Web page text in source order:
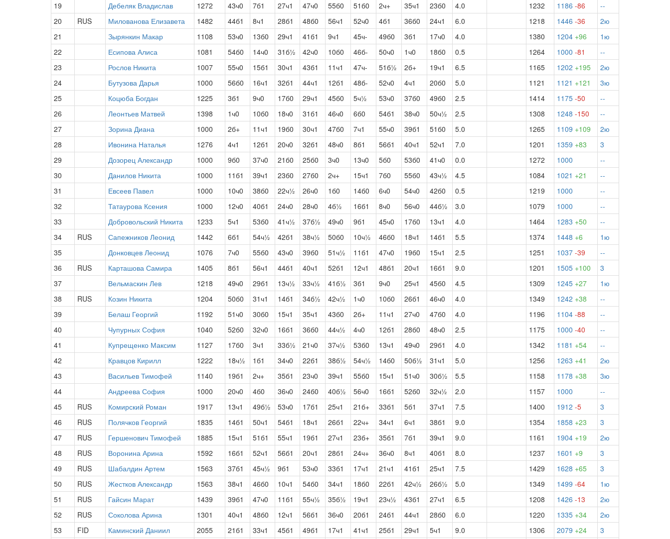
19
Дебеляк Владислав 1272 43ч0 7б1 27ч1 47ч0 55б0 51б0 2ч+ 35ч1 23б0 4.0 1232 1186 -86
--
20
RUS Милованова Елизавета 1482 44б1 8ч1 28б1 48б0 56ч1 52ч0 4б1 36б0 24ч1 6.0 1218 1446 -36
2ю
21
Зырянкин Макар 1108 53ч0 13б0 29ч1 41б1 9ч1 45ч- 49б0 3б1 17ч0 4.0 1380 1204 +96
1ю
22
Есипова Алиса 1081 54б0 14ч0 31б½ 42ч0 10б0 46б- 50ч0 1ч0 18б0 0.5 1264 1000 -81
--
23
Рослов Никита 1007 55ч0 15б1 30ч1 43б1 11ч1 47ч- 51б½ 2б+ 19ч1 6.5 1165 1202 +195
2ю
24
Бутузова Дарья 1000 56б0 16ч1 32б1 44ч1 12б1 48б- 52ч0 4ч1 20б0 5.0 1121 1121 +121
3ю
25
Коцюба Богдан 1225 3б1 9ч0 17б0 29ч1 45б0 5ч½ 53ч0 37б0 49б0 2.5 1414 1175 -50
--
26
Леонтьев Матвей 1398 1ч0 10б0 18ч0 31б1 46ч0 6б0 54б1 38ч0 50ч½ 2.5 1308 1248 -150
--
27
Зорина Диана 1000 2б+ 11ч1 19б0 30ч1 47б0 7ч1 55ч0 39б1 51б0 5.0 1265 1109 +109
2ю
28
Ивонина Наталья 1276 4ч1 12б1 20ч0 32б1 48ч0 8б1 56б1 40ч1 52ч1 7.0 1201 1359 +83
3
29
Дозорец Александр 1000 9б0 37ч0 21б0 25б0 3ч0 13ч0 5б0 53б0 41ч0 0.0 1272 1000
--
30
Данилов Никита 1000 11б1 39ч1 23б0 27б0 2ч+ 15ч1 7б0 55б0 43ч½ 4.5 1084 1021 +21
--
31
Евсеев Павел 1000 10ч0 38б0 22ч½ 26ч0 1б0 14б0 6ч0 54ч0 42б0 0.5 1219 1000
--
32
Татаурова Ксения 1000 12ч0 40б1 24ч0 28ч0 4б½ 16б1 8ч0 56ч0 44б½ 3.0 1079 1000
--
33
Добровольский Никита 1233 5ч1 53б0 41ч½ 37б½ 49ч0 9б1 45ч0 17б0 13ч1 4.0 1464 1283 +50
--
34
RUS Сапежников Леонид 1442 6б1 54ч½ 42б1 38ч½ 50б0 10ч½ 46б0 18ч1 14б1 5.5 1374 1448 +6
1ю
35
Донковцев Леонид 1076 7ч0 55б0 43ч0 39б0 51ч½ 11б1 47ч0 19б0 15ч1 2.5 1251 1037 -39
--
36
RUS Карташова Самира 1405 8б1 56ч1 44б1 40ч1 52б1 12ч1 48б1 20ч1 16б1 9.0 1201 1505 +100
3
37
Вельмаскин Лев 1218 49ч0 29б1 13ч½ 33ч½ 41б½ 3б1 9ч0 25ч1 45б0 4.5 1309 1245 +27
1ю
38
RUS Козин Никита 1204 50б0 31ч1 14б1 34б½ 42ч½ 1ч0 10б0 26б1 46ч0 4.0 1349 1242 +38
--
39
Белаш Георгий 1192 51ч0 30б0 15ч1 35ч1 43б0 2б+ 11ч1 27ч0 47б0 4.0 1196 1104 -88
--
40
Чупурных София 1040 52б0 32ч0 16б1 36б0 44ч½ 4ч0 12б1 28б0 48ч0 2.5 1175 1000 -40
--
41
Купрещенко Максим 1127 17б0 3ч1 33б½ 21ч0 37ч½ 53б0 13ч1 49ч0 29б1 4.0 1342 1181 +54
--
42
Кравцов Кирилл 1222 18ч½ 1б1 34ч0 22б1 38б½ 54ч½ 14б0 50б½ 31ч1 5.0 1256 1263 +41
2ю
43
Васильев Тимофей 1140 19б1 2ч+ 35б1 23ч0 39ч1 55б0 15ч1 51ч0 30б½ 5.5 1158 1178 +38
3ю
44
Андреева София 1000 20ч0 4б0 36ч0 24б0 40б½ 56ч0 16б1 52б0 32ч½ 2.0 1157 1000
--
45
RUS Комирский Роман 1917 13ч1 49б½ 53ч0 17б1 25ч1 21б+ 33б1 5б1 37ч1 7.5 1400 1912 -5
3
46
RUS Полячков Георгий 1835 14б1 50ч1 54б1 18ч1 26б1 22ч+ 34ч1 6ч1 38б1 9.0 1354 1858 +23
3
47
RUS Гершенович Тимофей 1885 15ч1 51б1 55ч1 19б1 27ч1 23б+ 35б1 7б1 39ч1 9.0 1161 1904 +19
2ю
48
RUS Воронина Арина 1592 16б1 52ч1 56б1 20ч1 28б1 24ч+ 36ч0 8ч1 40б1 8.0 1237 1601 +9
3
49
RUS Шабалдин Артем 1563 37б1 45ч½ 9б1 53ч0 33б1 17ч1 21ч1 41б1 25ч1 7.5 1429 1628 +65
3
50
RUS Жестков Александр 1563 38ч1 46б0 10ч1 54б0 34ч1 18б0 22б1 42ч½ 26б½ 5.0 1349 1499 -64
1ю
51
RUS Гайсин Марат 1439 39б1 47ч0 11б1 55ч½ 35б½ 19ч1 23ч½ 43б1 27ч1 6.5 1208 1426 -13
2ю
52
RUS Соколова Арина 1301 40ч1 48б0 12ч1 56б1 36ч0 20б1 24б1 44ч1 28б0 6.0 1220 1335 +34
2ю
53
FID Каминский Даниил 2055 21б1 33ч1 45б1 49б1 17ч1 41ч1 25б1 29ч1 5ч1 9.0 1306 2079 +24 3